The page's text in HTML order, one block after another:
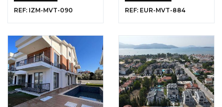
REF: IZM-MVT-090 REF: EUR-MVT-884